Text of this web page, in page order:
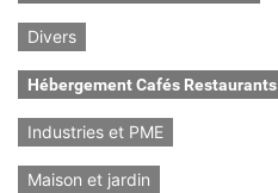
Divers
Hébergement Cafés Restaurants
Industries et PME
Maison et jardin